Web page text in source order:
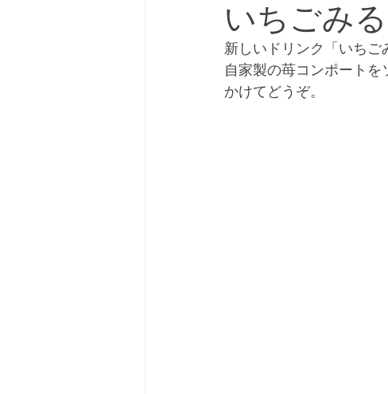
いちごみ
新しいドリンク「いちご
自家製の苺コンポート
かけてどうぞ。